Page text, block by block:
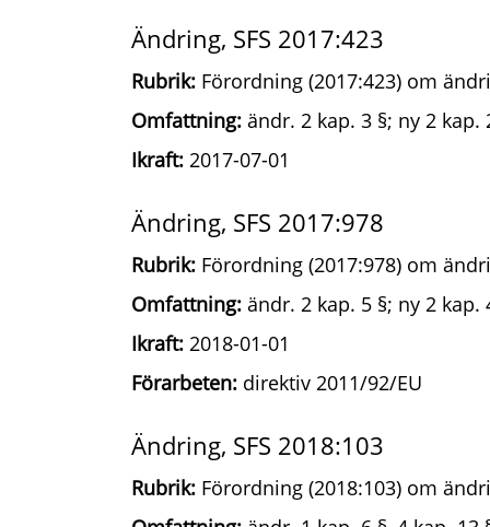
Ändring, SFS 2017:423
Rubrik: Förordning (2017:423) om
Omfattning: ändr. 2 kap. 3 §; ny 2 kap.
Ikraft: 2017-07-01
Ändring, SFS 2017:978
Rubrik: Förordning (2017:978) om
Omfattning: ändr. 2 kap. 5 §; ny 2
Ikraft: 2018-01-01
Förarbeten: direktiv 2011/92/EU
Ändring, SFS 2018:103
Rubrik: Förordning (2018:103) om